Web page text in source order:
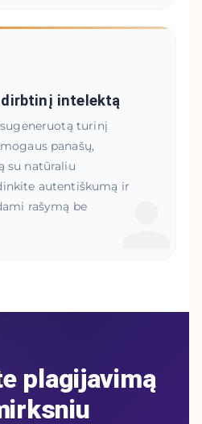
intelektą
turinį
panašų,
su natūraliu
autentiškumą ir
rašymą be
plagijavimą